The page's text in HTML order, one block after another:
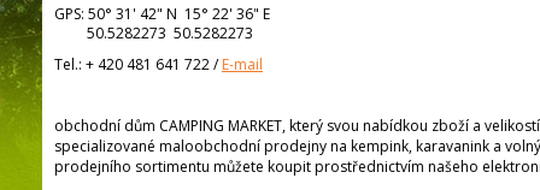
GPS: 50° 31' 42" N 15° 22' 36" E
50.5282273 50.5282273
Tel.: + 420 481 641 722/E-mail
obchodní dům CAMPING MARKET, který svou nabídkou zboží a
specializované maloobchodní prodejny na kempink, karavanink a
prodejního sortimentu můžete koupit prostřednictvím našeho